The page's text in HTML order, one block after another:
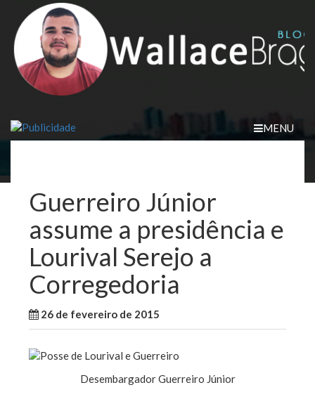
content
MENU
Guerreiro Júnior
assume a presidência e
Lourival Serejo a
Corregedoria
26 de fevereiro de 2015
Desembargador Guerreiro Júnior